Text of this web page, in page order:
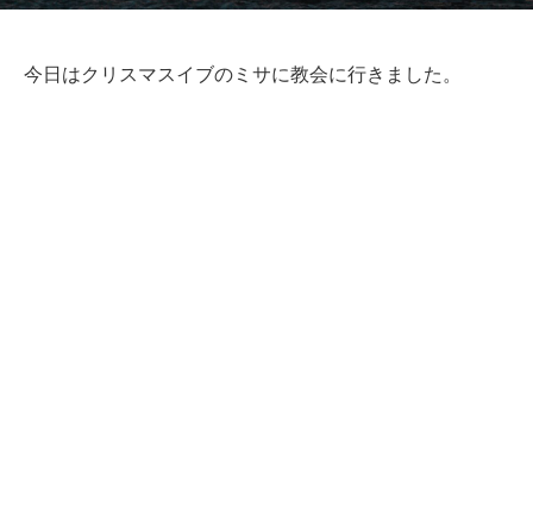
今日はクリスマスイブのミサに教会に行きました。